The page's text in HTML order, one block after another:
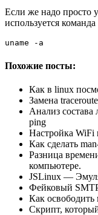
Если же надо просто
используется команда
uname -a
Похожие посты:
Как в linux
Замена
Анализ
ping
Настройка WiFi
Как сделать
Разница
компьютере.
JSLinux —
Фейковый
Как освободить
Скрипт,